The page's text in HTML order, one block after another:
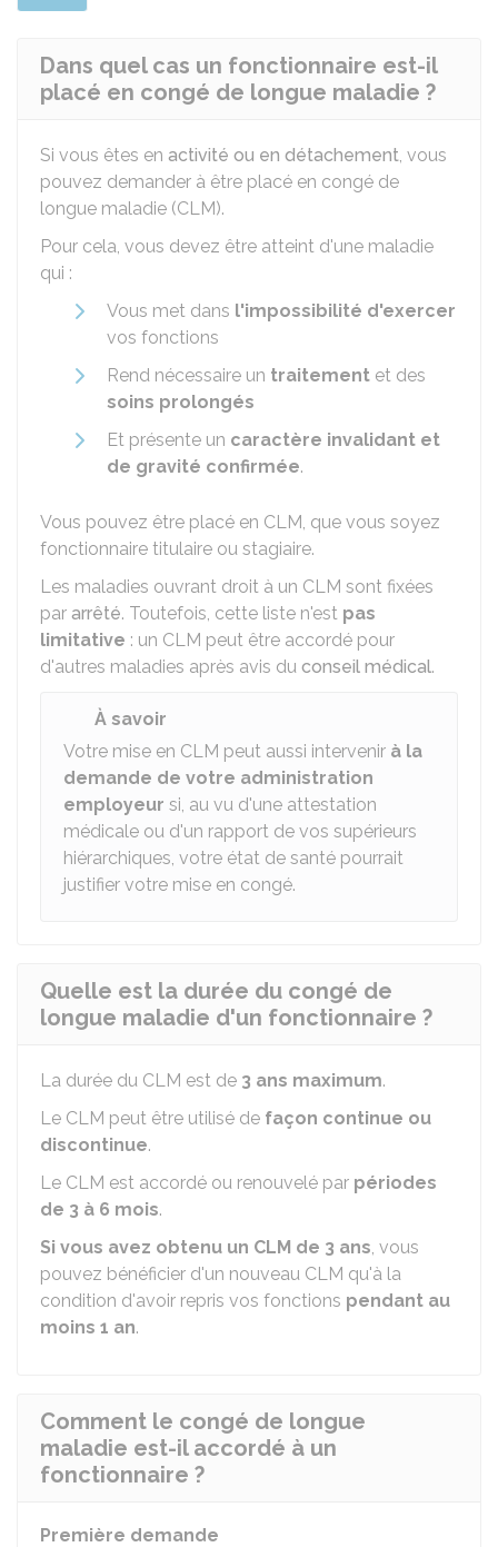
Dans quel cas un fonctionnaire est-il
placé en congé de longue maladie ?
Si vous êtes en activité ou en détachement, vous
pouvez demander à être placé en congé de
longue maladie (CLM).
Pour cela, vous devez être atteint d'une maladie
qui :
Vous met dans l'impossibilité d'exercer
vos fonctions
Rend nécessaire un traitement et des
soins prolongés
Et présente un caractère invalidant et
de gravité confirmée.
Vous pouvez être placé en CLM, que vous soyez
fonctionnaire titulaire ou stagiaire.
Les maladies ouvrant droit à un CLM sont fixées
par arrêté. Toutefois, cette liste n'est pas
limitative : un CLM peut être accordé pour
d'autres maladies après avis du conseil médical.
À savoir
Votre mise en CLM peut aussi intervenir à la
demande de votre administration
employeur si, au vu d'une attestation
médicale ou d'un rapport de vos supérieurs
hiérarchiques, votre état de santé pourrait
justifier votre mise en congé.
Quelle est la durée du congé de
longue maladie d'un fonctionnaire ?
La durée du CLM est de 3 ans maximum.
Le CLM peut être utilisé de façon continue ou
discontinue.
Le CLM est accordé ou renouvelé par périodes
de 3 à 6 mois.
Si vous avez obtenu un CLM de 3 ans, vous
pouvez bénéficier d'un nouveau CLM qu'à la
condition d'avoir repris vos fonctions pendant au
moins 1 an.
Comment le congé de longue
maladie est-il accordé à un
fonctionnaire ?
Première demande